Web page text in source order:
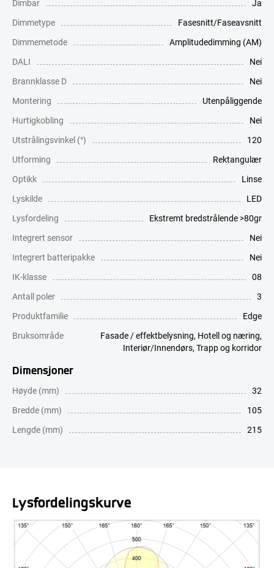
Dimbar
Ja
Dimmetype
Fasesnitt/Faseavsnitt
Dimmemetode
Amplitudedimming (AM)
DALI
Nei
Brannklasse D
Nei
Montering
Utenpåliggende
Hurtigkobling
Nei
Utstrålingsvinkel (°)
120
Utforming
Rektangulær
Optikk
Linse
Lyskilde
LED
Lysfordeling
Ekstremt bredstrålende >80gr
Integrert sensor
Nei
Integrert batteripakke
Nei
IK-klasse
08
Antall poler
3
Produktfamilie
Edge
Bruksområde
Fasade / effektbelysning, Hotell og næring,
Interiør/Innendørs, Trapp og korridor
Dimensjoner
Høyde (mm)
32
Bredde (mm)
105
Lengde (mm)
215
Lysfordelingskurve